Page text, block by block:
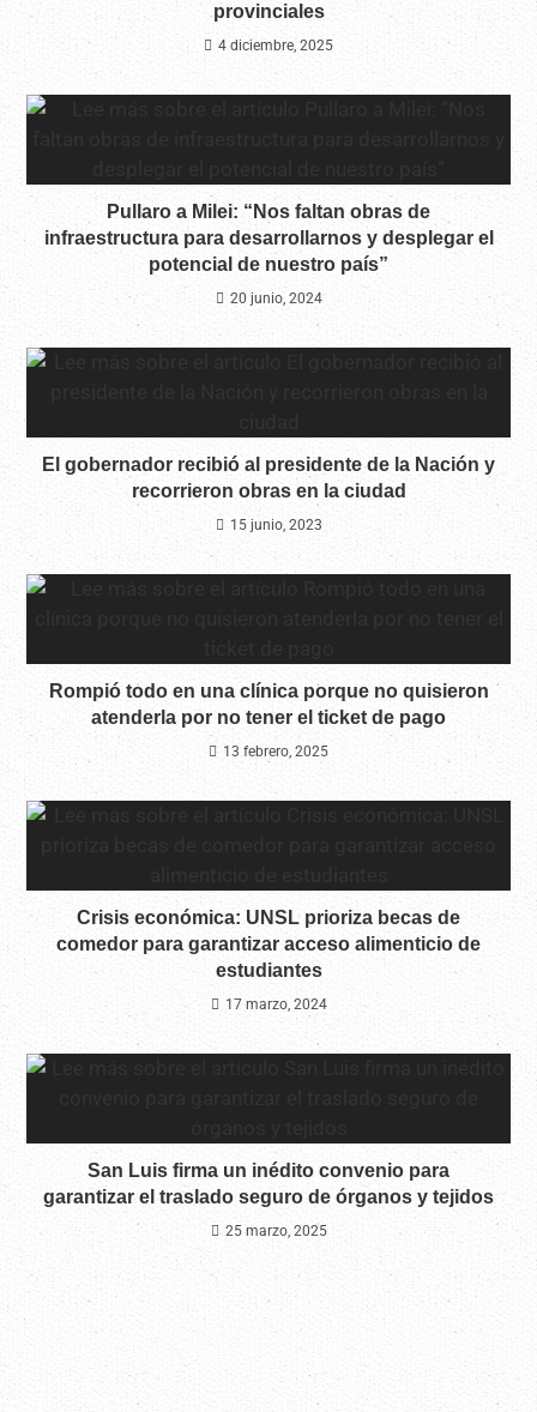
provinciales
4 diciembre, 2025
Pullaro a Milei: “Nos faltan obras de
infraestructura para desarrollarnos y desplegar el
potencial de nuestro país”
20 junio, 2024
El gobernador recibió al presidente de la Nación y
recorrieron obras en la ciudad
15 junio, 2023
Rompió todo en una clínica porque no quisieron
atenderla por no tener el ticket de pago
13 febrero, 2025
Crisis económica: UNSL prioriza becas de
comedor para garantizar acceso alimenticio de
estudiantes
17 marzo, 2024
San Luis firma un inédito convenio para
garantizar el traslado seguro de órganos y tejidos
25 marzo, 2025